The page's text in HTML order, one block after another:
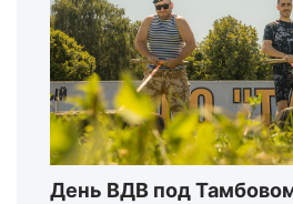
День ВДВ под